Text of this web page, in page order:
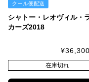
シャトー・レオヴィル・
カーズ2018
クール便配送
¥36,300
在庫切れ